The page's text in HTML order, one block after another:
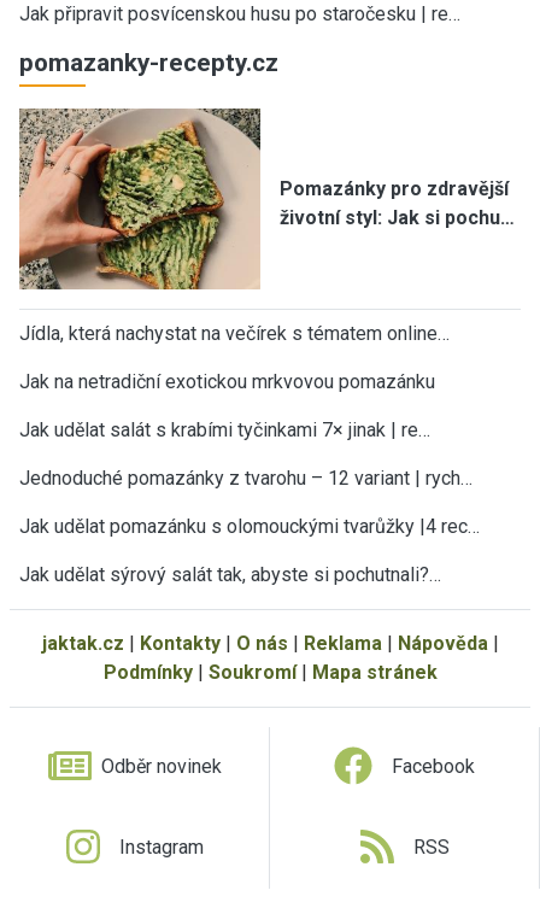
Jak připravit posvícenskou husu po staročesku | re…
pomazanky-recepty.cz
Pomazánky pro zdravější
životní styl: Jak si pochu…
Jídla, která nachystat na večírek s tématem online…
Jak na netradiční exotickou mrkvovou pomazánku
Jak udělat salát s krabími tyčinkami 7× jinak | re…
Jednoduché pomazánky z tvarohu – 12 variant | rych…
Jak udělat pomazánku s olomouckými tvarůžky |4 rec…
Jak udělat sýrový salát tak, abyste si pochutnali?…
jaktak.cz | Kontakty| O nás | Reklama| Nápověda|
Podmínky| Soukromí| Mapa stránek
Odběr novinek Facebook
Instagram RSS